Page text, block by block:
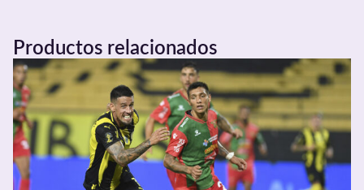
Productos relacionados